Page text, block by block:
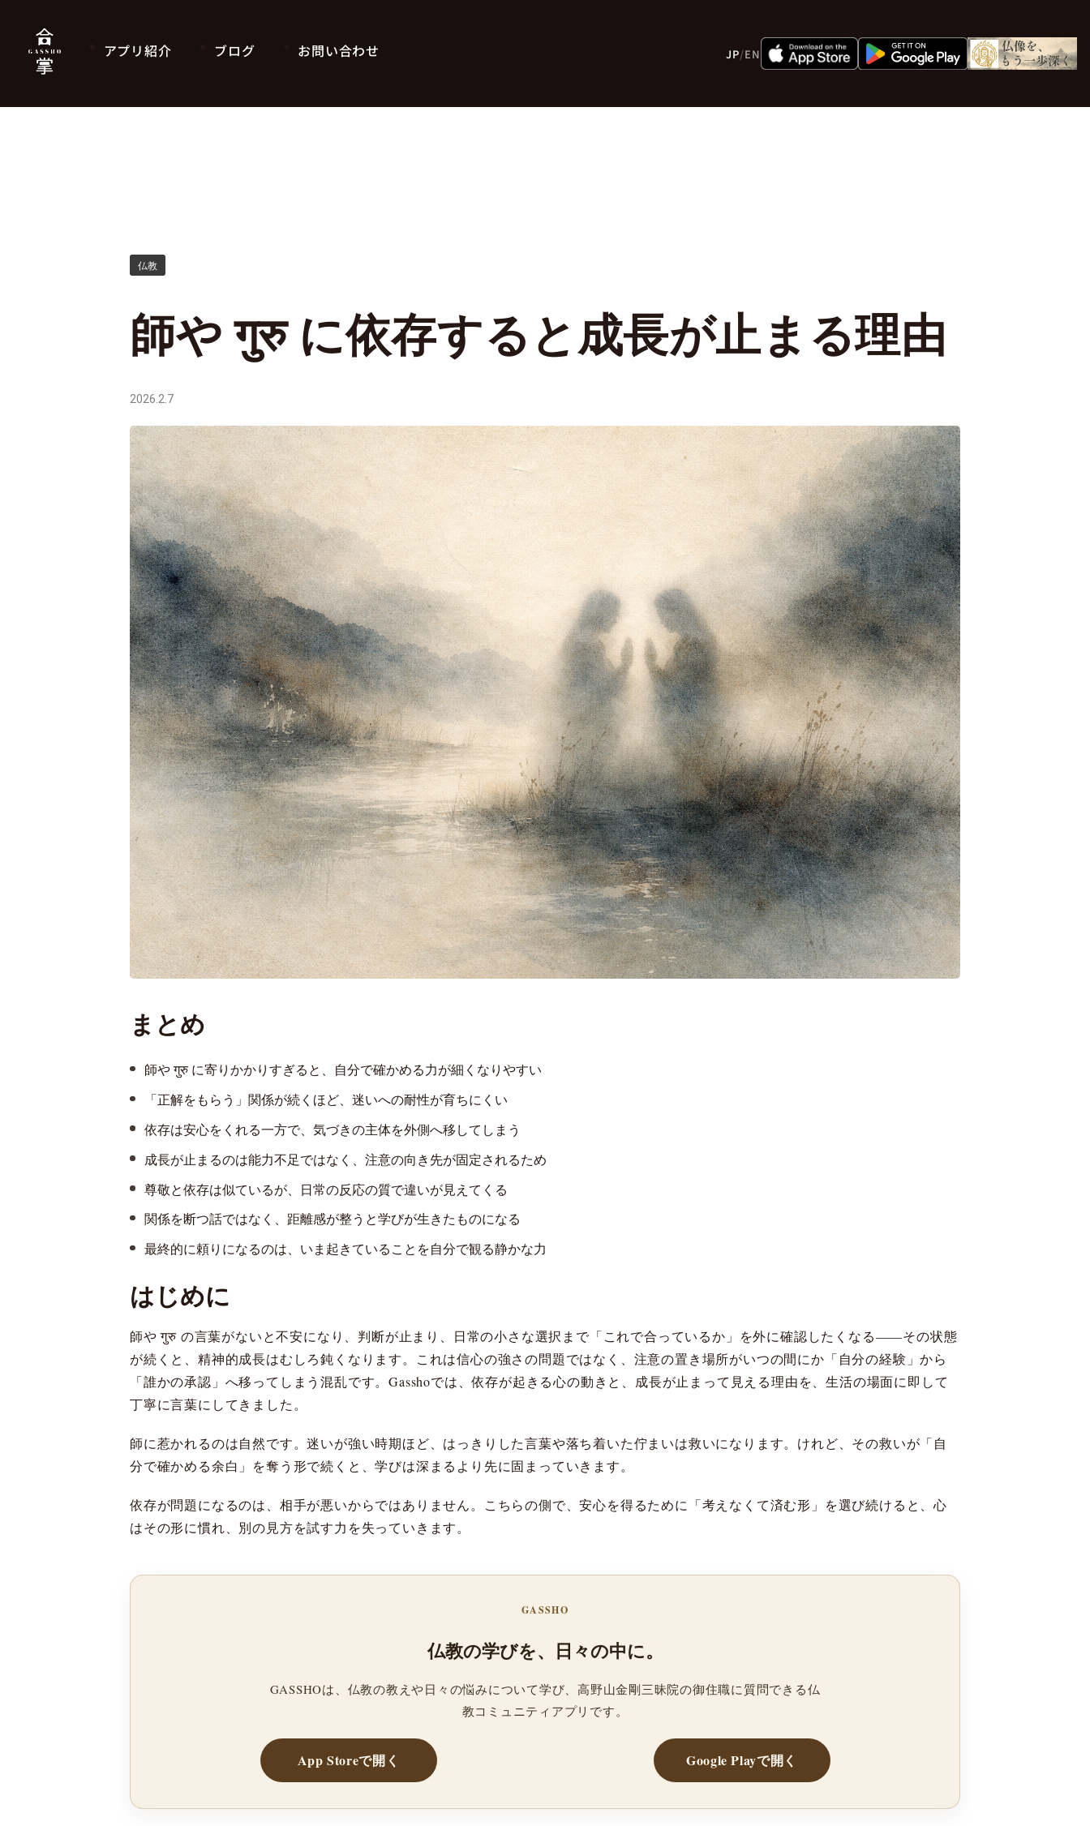
アプリ紹介 ブログ お問い合わせ JP/EN
仏教
師や गुरु に依存すると成長が止まる理由
2026.2.7
まとめ
師や गुरु に寄りかかりすぎると、自分で確かめる力が細くなりやすい
「正解をもらう」関係が続くほど、迷いへの耐性が育ちにくい
依存は安心をくれる一方で、気づきの主体を外側へ移してしまう
成長が止まるのは能力不足ではなく、注意の向き先が固定されるため
尊敬と依存は似ているが、日常の反応の質で違いが見えてくる
関係を断つ話ではなく、距離感が整うと学びが生きたものになる
最終的に頼りになるのは、いま起きていることを自分で観る静かな力
はじめに
師や गुरु の言葉がないと不安になり、判断が止まり、日常の小さな選択まで「これで合っているか」を外に確認したくなる――その状態
が続くと、精神的成長はむしろ鈍くなります。これは信心の強さの問題ではなく、注意の置き場所がいつの間にか「自分の経験」から
「誰かの承認」へ移ってしまう混乱です。Gasshoでは、依存が起きる心の動きと、成長が止まって見える理由を、生活の場面に即して
丁寧に言葉にしてきました。
師に惹かれるのは自然です。迷いが強い時期ほど、はっきりした言葉や落ち着いた佇まいは救いになります。けれど、その救いが「自
分で確かめる余白」を奪う形で続くと、学びは深まるより先に固まっていきます。
依存が問題になるのは、相手が悪いからではありません。こちらの側で、安心を得るために「考えなくて済む形」を選び続けると、心
はその形に慣れ、別の見方を試す力を失っていきます。
GASSHO
仏教の学びを、日々の中に。
GASSHOは、仏教の教えや日々の悩みについて学び、高野山金剛三昧院の御住職に質問できる仏
教コミュニティアプリです。
App Storeで開く Google Playで開く